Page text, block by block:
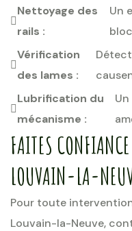
Nettoyage des
rails :
Un
Vérification
des lames :
Lubrification du
mécanisme :
FAITES
LOUVAIN-LA-
Pour toute
Louvain-la-Neuve,